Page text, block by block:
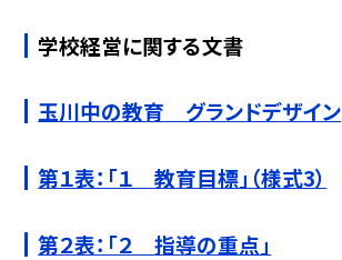
学校経営に関する文書
玉川中の教育 グランドデザイン
第１表：「１ 教育目標」（様式3）
第２表：「２ 指導の重点」